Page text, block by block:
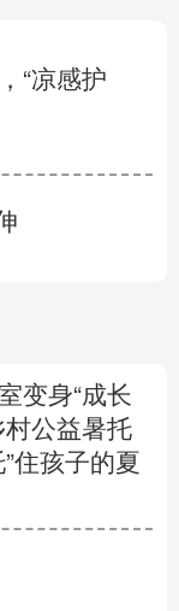
“凉感护
变身“成长
村公益暑托
住孩子的夏